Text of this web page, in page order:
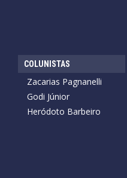
COLUNISTAS
Zacarias Pagnanelli
Godi Júnior
Heródoto Barbeiro